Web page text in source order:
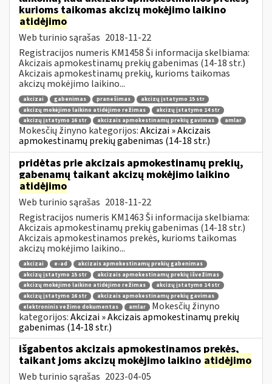
kurioms taikomas akcizų mokėjimo laikino
atidėjimo
Web turinio sąrašas 2018-11-22
Registracijos numeris KM1458 Ši informacija skelbiama:
Akcizais apmokestinamų prekių gabenimas (14-18 str.)
Akcizais apmokestinamų prekių, kurioms taikomas
akcizų mokėjimo laikino...
akcizai gabenimas pranešimas
akcizų įstatymo 15 str
akcizų mokėjimo laikino atidėjimo režimas
akcizų įstatymo 14 str
akcizų įstatymo 16 str
akcizais apmokestinamų prekių gavimas amlar
Mokesčių žinyno kategorijos:Akcizai » Akcizais
apmokestinamų prekių gabenimas (14-18 str.)
pridėtas prie akcizais apmokestinamų prekių,
gabenamų taikant akcizų mokėjimo laikino
atidėjimo
Web turinio sąrašas 2018-11-22
Registracijos numeris KM1463 Ši informacija skelbiama:
Akcizais apmokestinamų prekių gabenimas (14-18 str.)
Akcizais apmokestinamos prekės, kurioms taikomas
akcizų mokėjimo laikino...
akcizai e-ad
akcizais apmokestinamų prekių gabenimas
akcizų įstatymo 15 str
akcizais apmokestinamų prekių išvežimas
akcizų mokėjimo laikino atidėjimo režimas
akcizų įstatymo 14 str
akcizų įstatymo 16 str
akcizais apmokestinamų prekių gavimas
elektroninis vežimo dokumentas
amlar
Mokesčių žinyno
kategorijos:Akcizai » Akcizais apmokestinamų prekių
gabenimas (14-18 str.)
išgabentos akcizais apmokestinamos prekės,
taikant joms akcizų mokėjimo laikino atidėjimo
Web turinio sąrašas 2023-04-05